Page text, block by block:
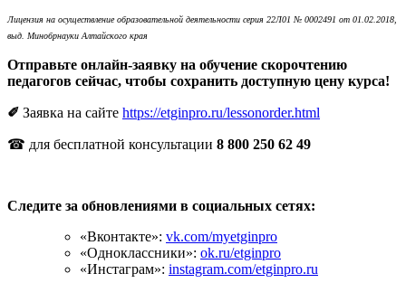
Лицензия на осуществление образовательной деятельности серия 22Л01 № 0002491 от 01.02.2018,
выд. Минобрнауки Алтайского края
Отправьте онлайн-заявку на обучение скорочтению
педагогов сейчас, чтобы сохранить доступную цену курса!
✐ Заявка на сайте https://etginpro.ru/lessonorder.html
☎ для бесплатной консультации 8 800 250 62 49
Следите за обновлениями в социальных сетях:
«Вконтакте»: vk.com/myetginpro
«Одноклассники»: ok.ru/etginpro
«Инстаграм»: instagram.com/etginpro.ru